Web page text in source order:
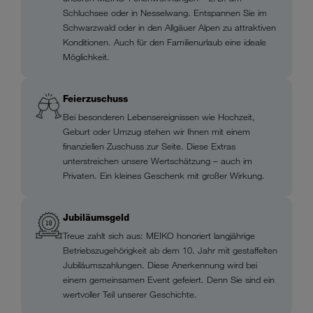
Schluchsee oder in Nesselwang. Entspannen Sie im
Schwarzwald oder in den Allgäuer Alpen zu attraktiven
Konditionen. Auch für den Familienurlaub eine ideale
Möglichkeit.
Feierzuschuss
Bei besonderen Lebensereignissen wie Hochzeit,
Geburt oder Umzug stehen wir Ihnen mit einem
finanziellen Zuschuss zur Seite. Diese Extras
unterstreichen unsere Wertschätzung – auch im
Privaten. Ein kleines Geschenk mit großer Wirkung.
Jubiläumsgeld
Treue zahlt sich aus: MEIKO honoriert langjährige
Betriebszugehörigkeit ab dem 10. Jahr mit gestaffelten
Jubiläumszahlungen. Diese Anerkennung wird bei
einem gemeinsamen Event gefeiert. Denn Sie sind ein
wertvoller Teil unserer Geschichte.